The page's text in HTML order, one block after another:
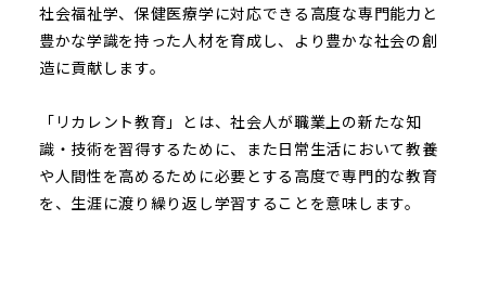
社会福祉学、保健医療学に対応できる高度な専門能力と
豊かな学識を持った人材を育成し、より豊かな社会の創
造に貢献します。
「リカレント教育」とは、社会人が職業上の新たな知
識・技術を習得するために、また日常生活において教養
や人間性を高めるために必要とする高度で専門的な教育
を、生涯に渡り繰り返し学習することを意味します。